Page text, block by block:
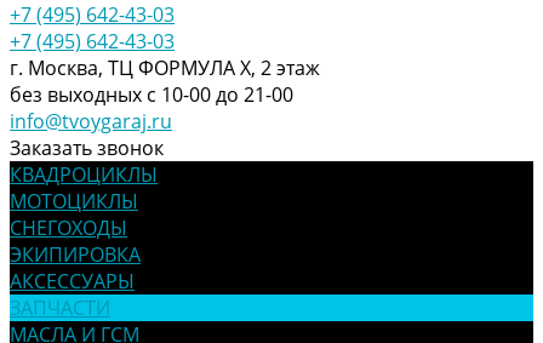
+7 (495) 642-43-03
+7 (495) 642-43-03
г. Москва, ТЦ ФОРМУЛА Х, 2 этаж
без выходных с 10-00 до 21-00
info@tvoygaraj.ru
Заказать звонок
КВАДРОЦИКЛЫ
МОТОЦИКЛЫ
СНЕГОХОДЫ
ЭКИПИРОВКА
АКСЕССУАРЫ
ЗАПЧАСТИ
МАСЛА И ГСМ